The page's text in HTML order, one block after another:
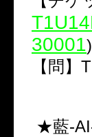
30001)
【問
★藍-